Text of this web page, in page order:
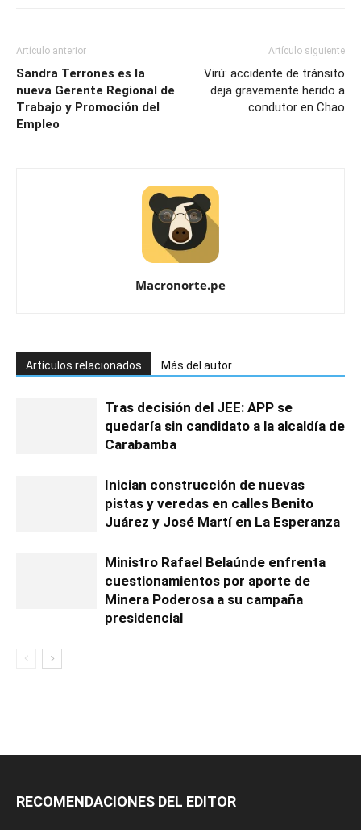
Artículo anterior
Sandra Terrones es la
nueva Gerente Regional de
Trabajo y Promoción del
Empleo
Artículo siguiente
Virú: accidente de tránsito
deja gravemente herido a
condutor en Chao
Macronorte.pe
Artículos relacionados Más del autor
Tras decisión del JEE: APP se
quedaría sin candidato a la alcaldía de
Carabamba
Inician construcción de nuevas
pistas y veredas en calles Benito
Juárez y José Martí en La Esperanza
Ministro Rafael Belaúnde enfrenta
cuestionamientos por aporte de
Minera Poderosa a su campaña
presidencial
RECOMENDACIONES DEL EDITOR